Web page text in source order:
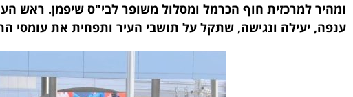
ומהיר למרכזית חוף הכרמל ומסלול משופר לבי"ס שיפמן. ראש
ענפה, יעילה ונגישה, שתקל על תושבי העיר ותפחית את עומסי